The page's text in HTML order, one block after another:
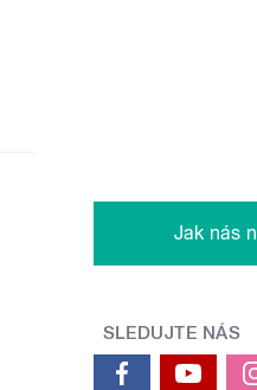
Jak nás
SLEDUJTE NÁS